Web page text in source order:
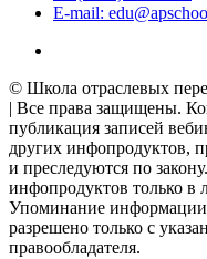
E-mail:
© Школа отраслевых
| Все права защищены.
публикация записей
других инфопродуктов,
и преследуются по
инфопродуктов только в
Упоминание информации
разрешено только с
правообладателя.